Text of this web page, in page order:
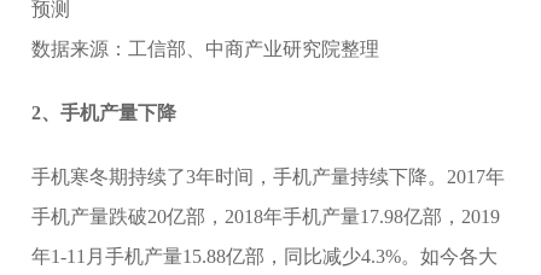
数据来源：工信部、中商产业研究院整理
2、手机产量下降
手机寒冬期持续了3年时间，手机产量持续下降。2017年
手机产量跌破20亿部，2018年手机产量17.98亿部，2019
年1-11月手机产量15.88亿部，同比减少4.3%。如今各大